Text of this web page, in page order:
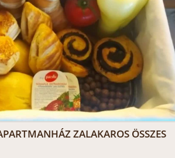
ZALAKAROS ÖSSZES